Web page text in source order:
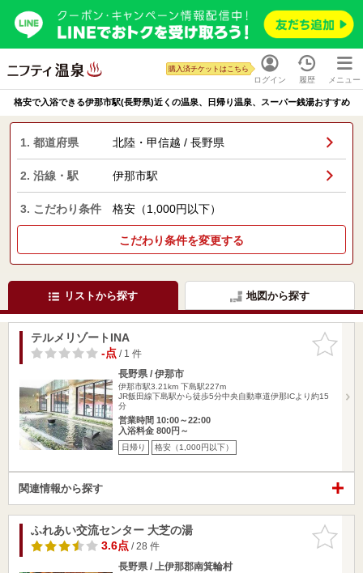
ログイン
購入済チケットはこちら
履歴 メニュー
格安で入浴できる伊那市駅(長野県)近くの温泉、日帰り温泉、スーパー銭湯おすすめ
1. 都道府県 北陸・甲信越 / 長野県
2. 沿線・駅 伊那市駅
3. こだわり条件 格安（1,000円以下）
こだわり条件を変更する
リストから探す 地図から探す
お気に入
りに追加
テルメリゾートINA
-点/ 1 件
長野県 / 伊那市
伊那市駅3.21km 下島駅227m
JR飯田線下島駅から徒歩5分中央自動車道伊那ICより約15
分
営業時間 10:00～22:00
入浴料金 800円～
日帰り 格安（1,000円以下）
関連情報から探す
お気に入
りに追加
ふれあい交流センター 大芝の湯
3.6点/ 28 件
長野県 / 上伊那郡南箕輪村